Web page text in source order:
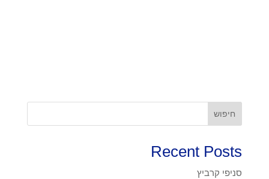
חיפוש
Recent Posts
סניפי קרביץ